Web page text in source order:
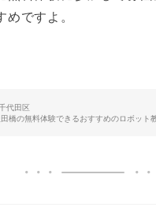
めですよ。
代田区
橋の無料体験できるおすすめのロボット